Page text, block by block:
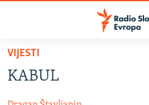
Pređite
glavni
VIJESTI
KABUL